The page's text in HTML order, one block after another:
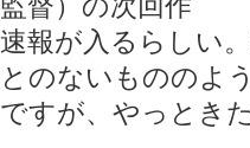
速報が入るらしい
とのないもののよう
ですが、やっとき